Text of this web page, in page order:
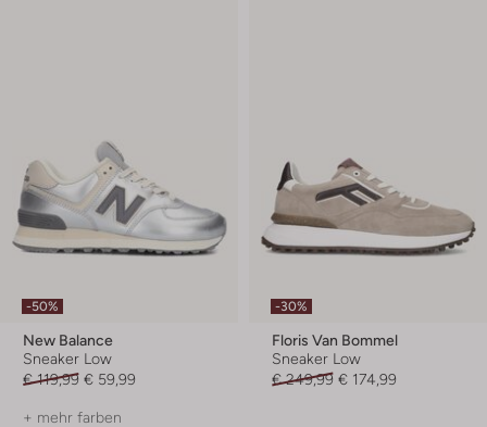
-50%
New Balance
Sneaker Low
€ 119,99 € 59,99
+ mehr farben
-30%
Floris Van Bommel
Sneaker Low
€ 249,99 € 174,99